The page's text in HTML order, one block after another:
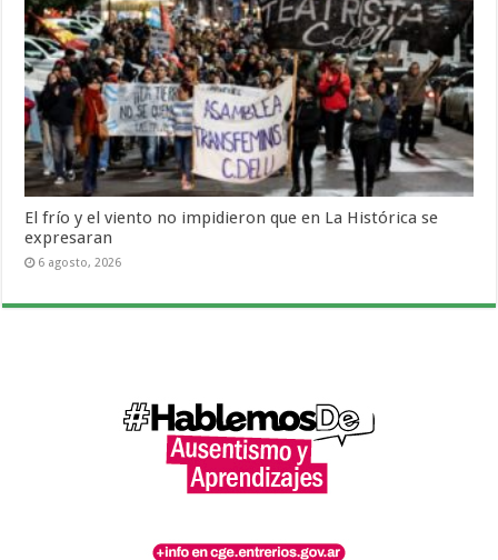
El frío y el viento no impidieron que en La Histórica se
expresaran
6 agosto, 2026